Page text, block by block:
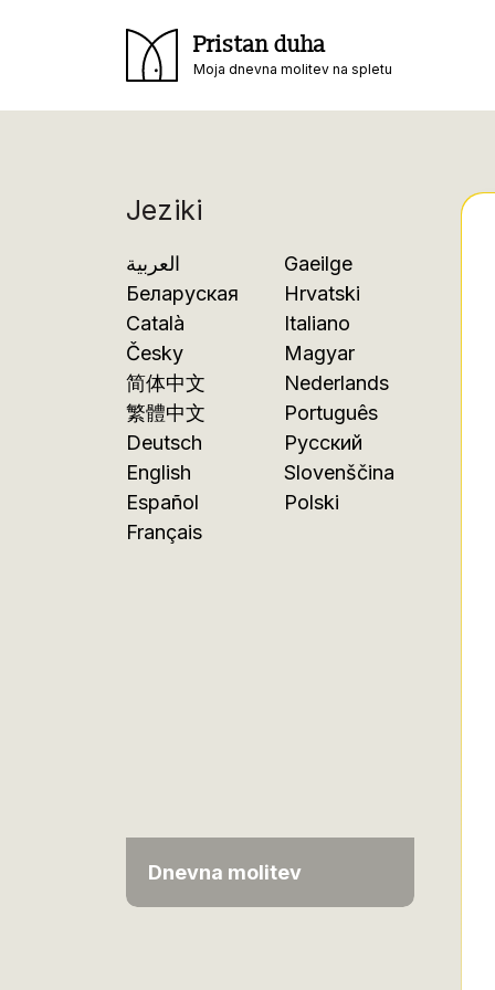
Pristan duha
Moja dnevna molitev na spletu
Jeziki
العربية
Беларуская
Català
Česky
简体中文
繁體中文
Deutsch
English
Español
Français
Gaeilge
Hrvatski
Italiano
Magyar
Nederlands
Português
Русский
Slovenščina
Polski
Dnevna molitev